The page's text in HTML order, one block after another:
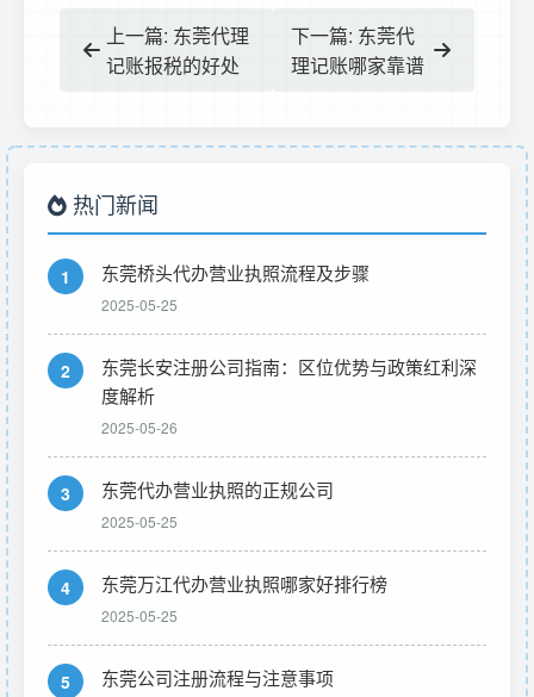
上一篇: 东莞代理
记账报税的好处
下一篇: 东莞代
理记账哪家靠谱
热门新闻
1 东莞桥头代办营业执照流程及步骤
2025-05-25
2
东莞长安注册公司指南：区位优势与政策红利深
度解析
2025-05-26
3 东莞代办营业执照的正规公司
2025-05-25
4 东莞万江代办营业执照哪家好排行榜
2025-05-25
5 东莞公司注册流程与注意事项